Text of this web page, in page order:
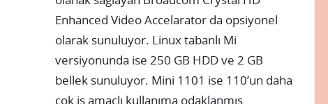
Enhanced Video Accelarator da opsiyonel
olarak sunuluyor. Linux tabanlı Mi
versiyonunda ise 250 GB HDD ve 2 GB
bellek sunuluyor. Mini 1101 ise 110’un daha
çok iş amaçlı kullanıma odaklanmış